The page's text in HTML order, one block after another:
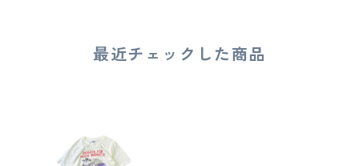
最近チェックした商品